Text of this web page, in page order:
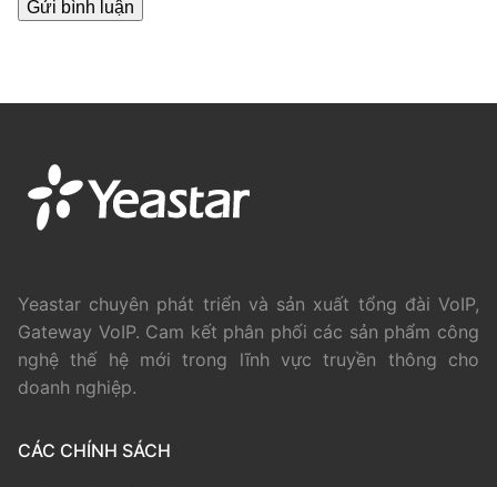
Yeastar chuyên phát triển và sản xuất tổng đài VoIP,
Gateway VoIP. Cam kết phân phối các sản phẩm công
nghệ thế hệ mới trong lĩnh vực truyền thông cho
doanh nghiệp.
CÁC CHÍNH SÁCH